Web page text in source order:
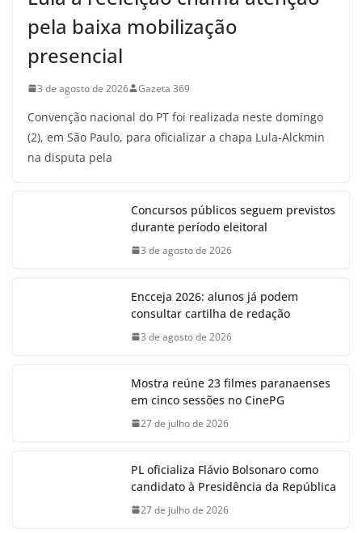
pela baixa mobilização
presencial
3 de agosto de 2026 Gazeta 369
Convenção nacional do PT foi realizada neste domingo
(2), em São Paulo, para oficializar a chapa Lula-Alckmin
na disputa pela
Concursos públicos seguem previstos
durante período eleitoral
3 de agosto de 2026
Encceja 2026: alunos já podem
consultar cartilha de redação
3 de agosto de 2026
Mostra reúne 23 filmes paranaenses
em cinco sessões no CinePG
27 de julho de 2026
PL oficializa Flávio Bolsonaro como
candidato à Presidência da República
27 de julho de 2026